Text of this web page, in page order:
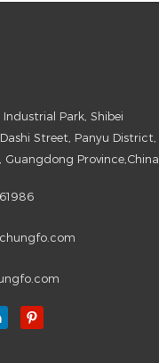
Industrial Park, Shibei
Street, Panyu District,
Guangdong Province,China